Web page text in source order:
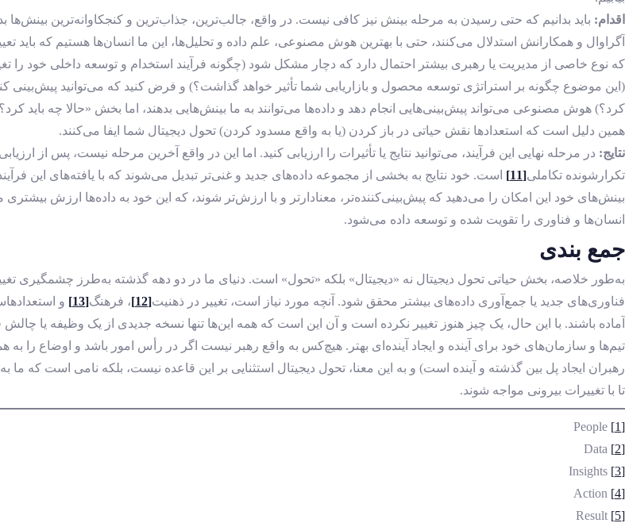
اقدام: باید بدانیم که حتی رسیدن به مرحله بینش نیز کافی نیست. در واقع، جالب‌ترین، جذاب‌ترین و کنجکاوانه‌ترین
آگراوال و همکارانش استدلال می‌کنند، حتی با بهترین هوش مصنوعی، علم داده و تحلیل‌ها، این ما انسان‌ها هستیم که باید
که نوع خاصی از مدیریت یا رهبری بیشتر احتمال دارد که دچار مشکل شود (چگونه فرآیند استخدام و توسعه داخلی خود را
(این موضوع چگونه بر استراتژی توسعه محصول و بازاریابی شما تأثیر خواهد گذاشت؟) و فرض کنید که می‌توانید
کرد؟) هوش مصنوعی می‌تواند پیش‌بینی‌هایی انجام دهد و داده‌ها می‌توانند به ما بینش‌هایی بدهند، اما بخش «حالا چه باید کرد؟»
همین دلیل است که استعدادها نقش حیاتی در باز کردن (یا به واقع مسدود کردن) تحول دیجیتال شما ایفا می‌کنند.
نتایج: در مرحله نهایی این فرآیند، می‌توانید نتایج یا تأثیرات را ارزیابی کنید. اما این در واقع آخرین مرحله نیست، پس از
تکرارشونده تکاملی[11]
است. خود نتایج به بخشی از مجموعه داده‌های جدید و غنی‌تر تبدیل می‌شوند که با یافته‌های این
بینش‌های خود این امکان را می‌دهید که پیش‌بینی‌کننده‌تر، معنادارتر و با ارزش‌تر شوند، که این خود به داده‌ها ارزش
انسان‌ها و فناوری را تقویت شده و توسعه داده می‌شود.
جمع‌ بندی
به‌طور خلاصه، بخش حیاتی تحول دیجیتال نه «دیجیتال» بلکه «تحول» است. دنیای ما در دو دهه گذشته به‌طرز چشمگیری
فناوری‌های جدید یا جمع‌آوری داده‌های بیشتر محقق شود. آنچه مورد نیاز است، تغییر در ذهنیت[12] ، فرهنگ[13] و
آماده باشند. با این حال، یک چیز هنوز تغییر نکرده است و آن این است که همه این‌ها تنها نسخه جدیدی از یک وظیفه یا
تیم‌ها و سازمان‌های خود برای آینده و ایجاد آینده‌ای بهتر. هیچ‌کس به واقع رهبر نیست اگر در رأس امور باشد و
رهبران ایجاد پل بین گذشته و آینده است) و به این معنا، تحول دیجیتال استثنایی بر این قاعده نیست، بلکه نامی است که ما
تا با تغییرات بیرونی مواجه شوند.
[1]
[2]
[3]
[4]
[5]